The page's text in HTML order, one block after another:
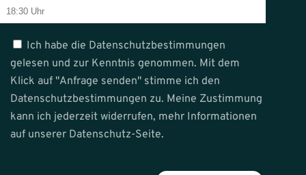
Ich habe die Datenschutzbestimmungen
gelesen und zur Kenntnis genommen. Mit dem
Klick auf "Anfrage senden" stimme ich den
Datenschutzbestimmungen zu. Meine Zustimmung
kann ich jederzeit widerrufen, mehr Informationen
auf unserer Datenschutz-Seite.